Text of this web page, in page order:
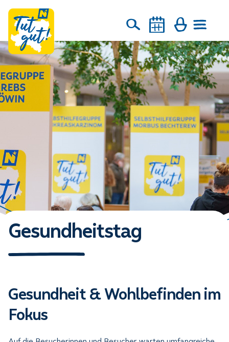
Gesundheitstag
Gesundheit & Wohlbefinden im
Fokus